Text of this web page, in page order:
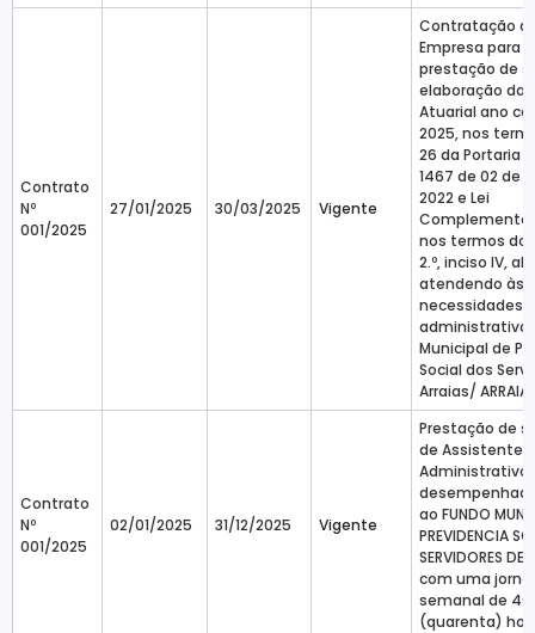
Contrato
Nº
001/2025
27/01/2025 30/03/2025 Vigente
Contratação
Empresa para a
prestação de
elaboração da
Atuarial ano
2025, nos
26 da Portaria
1467 de 02 de
2022 e Lei
Complementar
nos termos do
2.º, inciso IV,
atendendo às
necessidades
administrativa
Municipal de
Social dos
Arraias/
Contrato
Nº
001/2025
02/01/2025 31/12/2025 Vigente
Prestação de
de Assistente
Administrativo
ao FUNDO
PREVIDENCIA
SERVIDORES DE
com uma
semanal de 40
(quarenta)